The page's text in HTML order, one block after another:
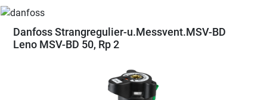
Danfoss Strangregulier-u.Messvent.MSV-BD
Leno MSV-BD 50, Rp 2